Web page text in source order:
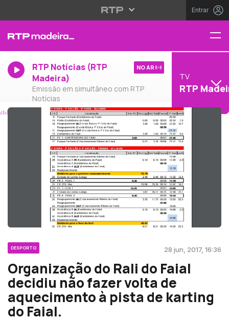
Entrar
RTP Notícias (RTP
Madeira)
Emissão em simultâneo com RTP
Notícias
NO AR
TV
RTP
DESPORTO 28 jun, 2017, 16:36
Organização do Rali do Faial
decidiu não fazer volta de
aquecimento à pista de karting
do Faial.